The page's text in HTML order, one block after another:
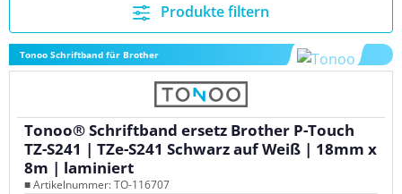
Produkte filtern
Tonoo Schriftband für Brother
Tonoo® Schriftband ersetz Brother P-Touch
TZ-S241 | TZe-S241 Schwarz auf Weiß | 18mm x
8m | laminiert
■ Artikelnummer: TO-116707